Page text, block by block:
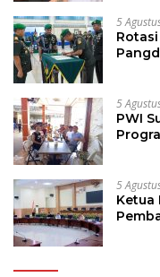
5
5
PWI
5
Ketua